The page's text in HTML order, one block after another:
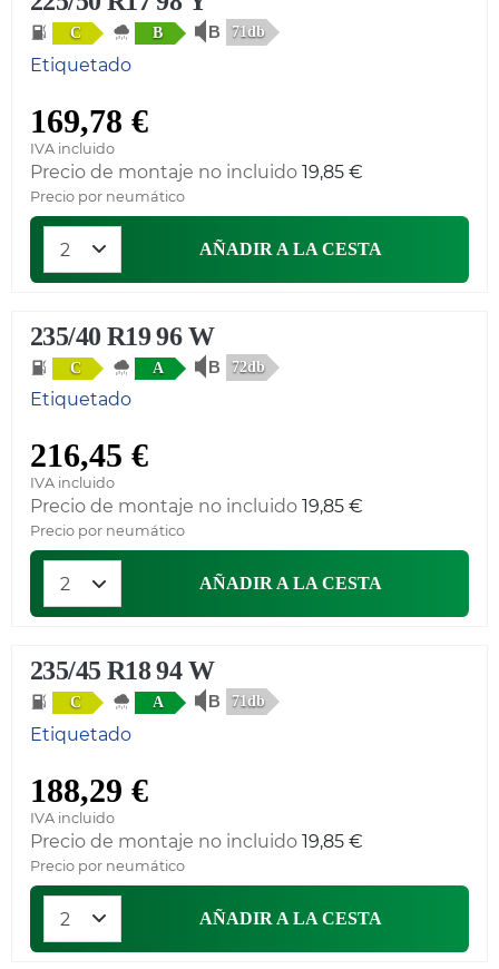
C B 71db
Etiquetado
169,78 €
IVA incluido
Precio de montaje no incluido 19,85 €
Precio por neumático
AÑADIR A LA CESTA
235/40 R19 96 W
C A 72db
Etiquetado
216,45 €
IVA incluido
Precio de montaje no incluido 19,85 €
Precio por neumático
AÑADIR A LA CESTA
235/45 R18 94 W
C A 71db
Etiquetado
188,29 €
IVA incluido
Precio de montaje no incluido 19,85 €
Precio por neumático
AÑADIR A LA CESTA